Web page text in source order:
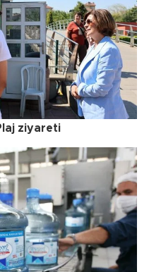
ziyareti